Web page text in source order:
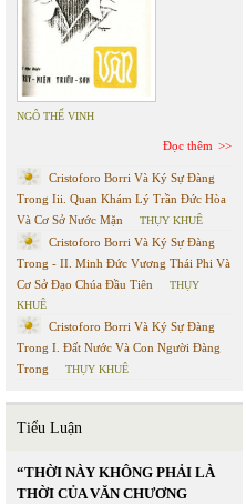
NGÔ THẾ VINH
Đọc thêm
Cristoforo Borri Và Ký Sự Đàng
Trong Iii. Quan Khám Lý Trần Đức Hòa
Và Cơ Sở Nước Mặn
THỤY KHUÊ
Cristoforo Borri Và Ký Sự Đàng
Trong - II. Minh Đức Vương Thái Phi Và
Cơ Sở Đạo Chúa Đầu Tiên
THỤY
KHUÊ
Cristoforo Borri Và Ký Sự Đàng
Trong I. Đất Nước Và Con Người Đàng
Trong
THỤY KHUÊ
Tiểu Luận
“THỜI NÀY KHÔNG PHẢI LÀ
THỜI CỦA VĂN CHƯƠNG